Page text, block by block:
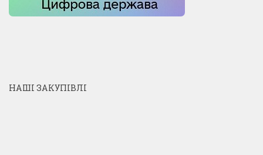
НАШІ ЗАКУПІВЛІ